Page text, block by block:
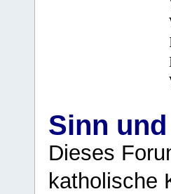
Sinn
Dieses
katholische